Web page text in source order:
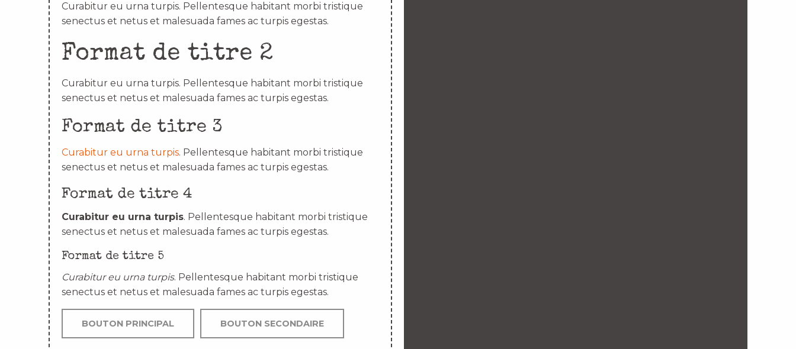
Curabitur eu urna turpis. Pellentesque habitant morbi tristique
senectus et netus et malesuada fames ac turpis egestas.
Format de titre 2
Curabitur eu urna turpis. Pellentesque habitant morbi tristique
senectus et netus et malesuada fames ac turpis egestas.
Format de titre 3
Curabitur eu urna turpis. Pellentesque habitant morbi tristique
senectus et netus et malesuada fames ac turpis egestas.
Format de titre 4
Curabitur eu urna turpis. Pellentesque habitant morbi tristique
senectus et netus et malesuada fames ac turpis egestas.
Format de titre 5
Curabitur eu urna turpis. Pellentesque habitant morbi tristique
senectus et netus et malesuada fames ac turpis egestas.
BOUTON PRINCIPAL BOUTON SECONDAIRE